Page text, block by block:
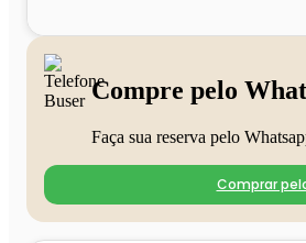
Compre pelo
Faça sua reserva pelo
Comprar